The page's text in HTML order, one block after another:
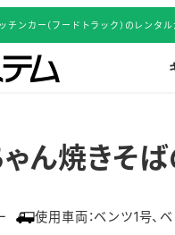
ンカー（フードトラック）のレンタ
ん焼きそば
活用事例 カテゴリー
使用車両：ベンツ1号、